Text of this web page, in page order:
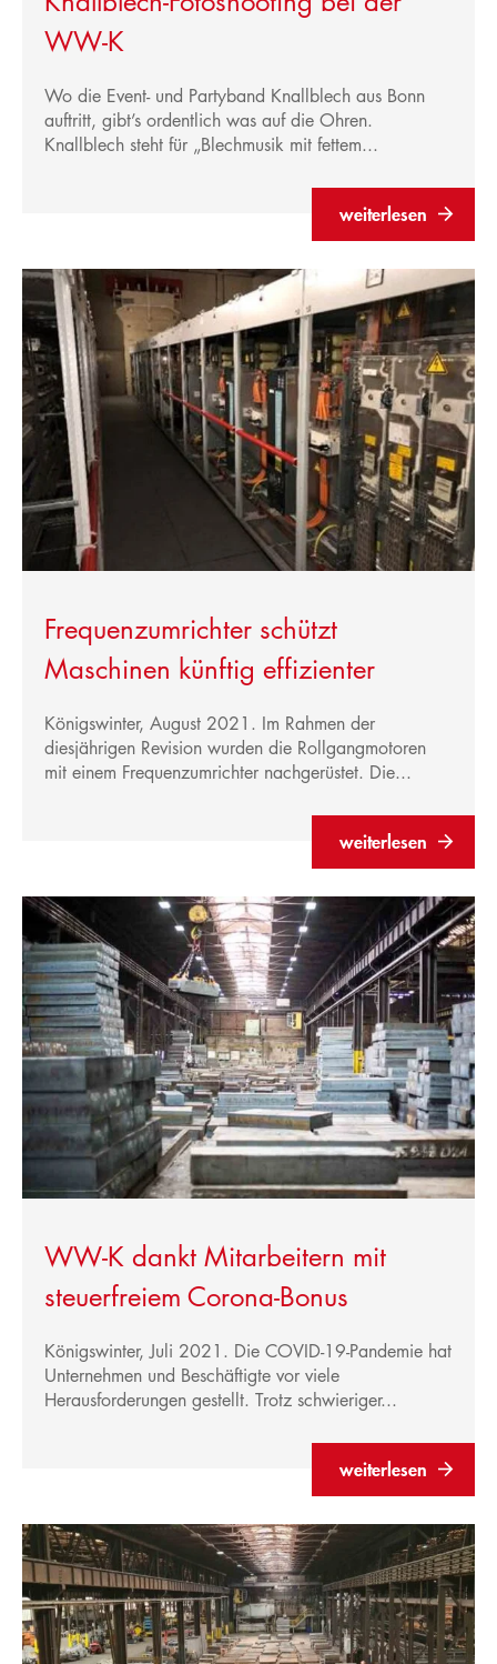
WW-K
Wo die Event- und Partyband Knallblech aus Bonn
auftritt, gibt’s ordentlich was auf die Ohren.
Knallblech steht für „Blechmusik mit fettem...
weiterlesen
Frequenzumrichter schützt
Maschinen künftig effizienter
Königswinter, August 2021. Im Rahmen der
diesjährigen Revision wurden die Rollgangmotoren
mit einem Frequenzumrichter nachgerüstet. Die...
weiterlesen
WW-K dankt Mitarbeitern mit
steuerfreiem Corona-Bonus
Königswinter, Juli 2021. Die COVID-19-Pandemie hat
Unternehmen und Beschäftigte vor viele
Herausforderungen gestellt. Trotz schwieriger...
weiterlesen